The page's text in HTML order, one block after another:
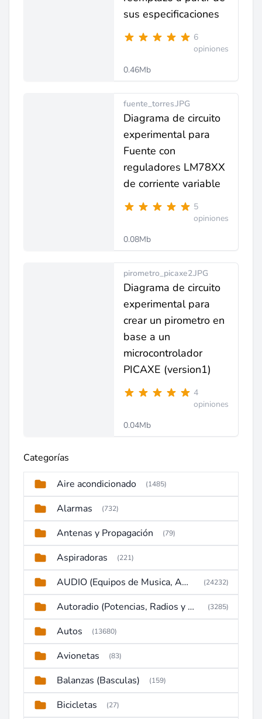
sus especificaciones
6
opiniones
0.46Mb
fuente_torres.JPG
Diagrama de circuito
experimental para
Fuente con
reguladores LM78XX
de corriente variable
5
opiniones
0.08Mb
pirometro_picaxe2.JPG
Diagrama de circuito
experimental para
crear un pirometro en
base a un
microcontrolador
PICAXE (version1)
4
opiniones
0.04Mb
Categorías
Aire acondicionado (1485)
Alarmas (732)
Antenas y Propagación (79)
Aspiradoras (221)
AUDIO (Equipos de Musica, Amplificadores, Reproductores, Etc) (24232)
Autoradio (Potencias, Radios y DVD) (3285)
Autos (13680)
Avionetas (83)
Balanzas (Basculas) (159)
Bicicletas (27)